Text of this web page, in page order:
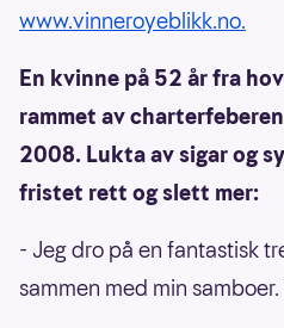
www.vinneroyeblikk.no.
En kvinne på 52 år fra
rammet av
2008. Lukta av sigar og
fristet rett og slett mer:
- Jeg dro på en fantastisk
sammen med min